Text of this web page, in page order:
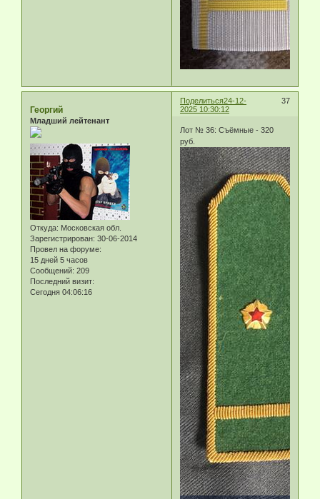
Поделиться 37
24-12-
2025 10:30:12
Георгий
Младший лейтенант
Откуда: Московская обл.
Зарегистрирован: 30-06-2014
Провел на форуме:
15 дней 5 часов
Сообщений: 209
Последний визит:
Сегодня 04:06:16
Лот № 36: Съёмные - 320
руб.